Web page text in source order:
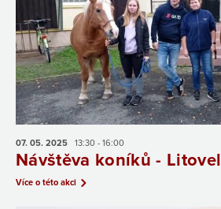
07. 05. 2025 13:30 - 16:00
Návštěva koníků - Litovel
Více o této akci